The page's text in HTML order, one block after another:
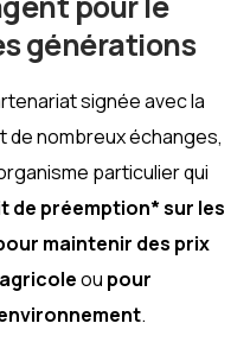
générations
signée avec la
de nombreux échanges,
particulier qui
de préemption* sur les
maintenir des prix
ou pour
.